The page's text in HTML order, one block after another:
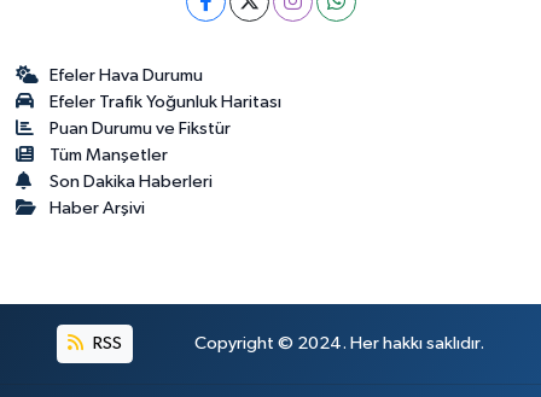
Efeler Hava Durumu
Efeler Trafik Yoğunluk Haritası
Puan Durumu ve Fikstür
Tüm Manşetler
Son Dakika Haberleri
Haber Arşivi
RSS Copyright © 2024. Her hakkı saklıdır.